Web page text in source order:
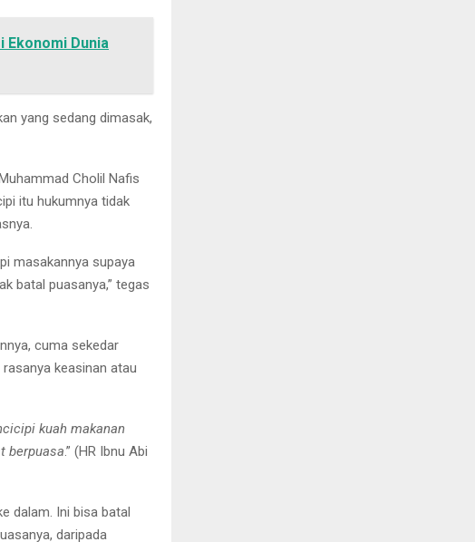
Ekonomi Dunia
yang sedang dimasak,
Cholil Nafis
itu hukumnya tidak
masakannya supaya
batal puasanya,” tegas
cuma sekedar
keasinan atau
kuah makanan
berpuasa.” (HR Ibnu Abi
dalam. Ini bisa batal
daripada